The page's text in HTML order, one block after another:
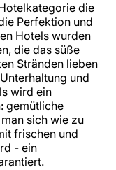
die
Perfektion und
Hotels wurden
die das süße
Stränden lieben
und
wird ein
gemütliche
sich wie zu
frischen und
- ein